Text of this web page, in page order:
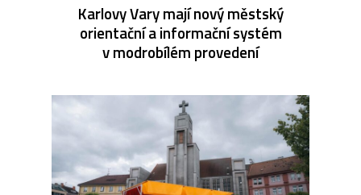
Karlovy Vary mají nový městský
orientační a informační systém
v modrobílém provedení